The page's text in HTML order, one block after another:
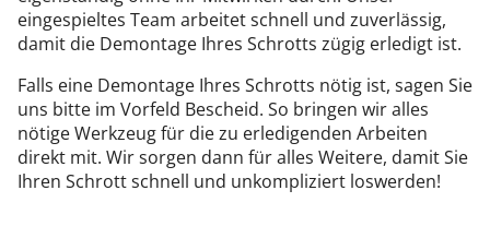
eingespieltes Team arbeitet schnell und zuverlässig,
damit die Demontage Ihres Schrotts zügig erledigt ist.
Falls eine Demontage Ihres Schrotts nötig ist, sagen Sie
uns bitte im Vorfeld Bescheid. So bringen wir alles
nötige Werkzeug für die zu erledigenden Arbeiten
direkt mit. Wir sorgen dann für alles Weitere, damit Sie
Ihren Schrott schnell und unkompliziert loswerden!